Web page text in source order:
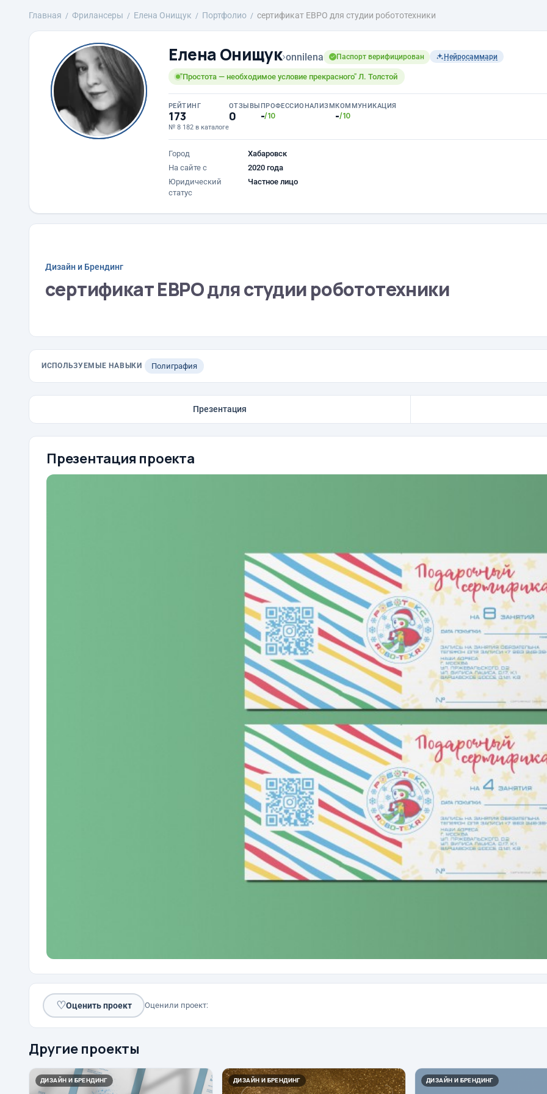
Главная Фрилансеры Елена Онищук Портфолио сертификат ЕВРО для студии робототехники
Елена Онищук›onnilena Паспорт верифицирован Нейросаммари
"Простота — необходимое условие прекрасного" Л. Толстой
РЕЙТИНГ
173
№ 8 182 в каталоге
ОТЗЫВЫ
0
ПРОФЕССИОНАЛИЗМ
-/10
КОММУНИКАЦИЯ
-/10
Город
Хабаровск
На сайте с
2020 года
Юридический
статус
Частное лицо
Дизайн и Брендинг
сертификат ЕВРО для студии робототехники
ИСПОЛЬЗУЕМЫЕ НАВЫКИ Полиграфия
Презентация
Презентация проекта
♡Оценить проект Оценили проект:
Другие проекты
ДИЗАЙН И БРЕНДИНГ ДИЗАЙН И БРЕНДИНГ ДИЗАЙН И БРЕНДИНГ